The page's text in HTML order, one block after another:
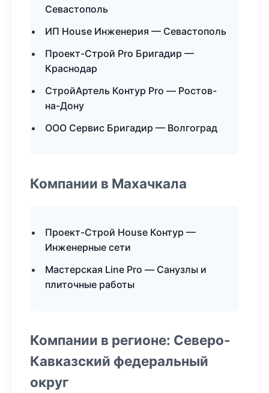
Севастополь
ИП House Инженерия — Севастополь
Проект-Строй Pro Бригадир —
Краснодар
СтройАртель Контур Pro — Ростов-
на-Дону
ООО Сервис Бригадир — Волгоград
Компании в Махачкала
Проект-Строй House Контур —
Инженерные сети
Мастерская Line Pro — Санузлы и
плиточные работы
Компании в регионе: Северо-
Кавказский федеральный
округ